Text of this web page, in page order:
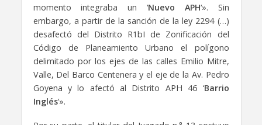
momento integraba un ‘Nuevo APH‘». Sin
embargo, a partir de la sanción de la ley 2294 (…)
desafectó del Distrito R1bI de Zonificación del
Código de Planeamiento Urbano el polígono
delimitado por los ejes de las calles Emilio Mitre,
Valle, Del Barco Centenera y el eje de la Av. Pedro
Goyena y lo afectó al Distrito APH 46 ‘Barrio
Inglés‘».